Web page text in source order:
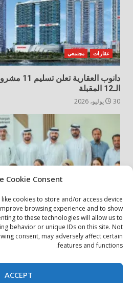
Cookie Consent
cookies to store and/or access device
browsing experience and to show
to these technologies will allow us to
behavior or unique IDs on this site. Not
consent, may adversely affect certain
features and functions.
ACCEPT
عقارات مجتمعي
دانوب
الـ12 المقبلة
30 يوليو، 2026
أخبار المجتمع مجتمعي
الشارقة لإدارة الأصول تنظم زيارة